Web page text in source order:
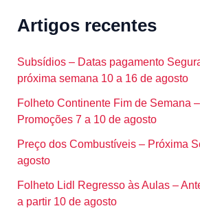
Artigos recentes
Subsídios – Datas pagamento
próxima semana 10 a 16 de agosto
Folheto Continente Fim de Semana
Promoções 7 a 10 de agosto
Preço dos Combustíveis – Próxima
agosto
Folheto Lidl Regresso às Aulas –
a partir 10 de agosto